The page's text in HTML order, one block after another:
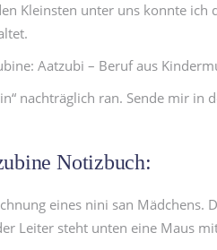
Kleinsten unter uns konnte ich
Aatzubi – Beruf aus
nachträglich ran. Sende mir
Notizbuch:
eines nini san Mädchens.
Leiter steht unten eine Maus